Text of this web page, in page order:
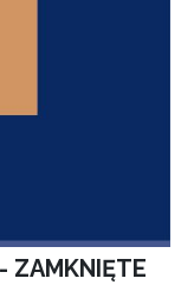
ZAMKNIĘTE